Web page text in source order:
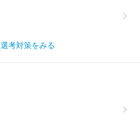
選考対策をみる